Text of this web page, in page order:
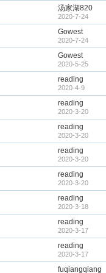
汤家湖820
2020-7-24
Gowest
2020-7-24
Gowest
2020-5-25
reading
2020-4-9
reading
2020-3-20
reading
2020-3-20
reading
2020-3-20
reading
2020-3-20
reading
2020-3-18
reading
2020-3-17
reading
2020-3-17
fuqiangqiang